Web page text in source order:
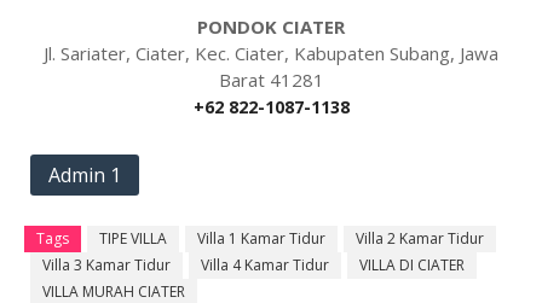
PONDOK CIATER
Jl. Sariater, Ciater, Kec. Ciater, Kabupaten Subang, Jawa
Barat 41281
+62 822-1087-1138
Admin 1
Tags TIPE VILLA Villa 1 Kamar Tidur
Villa 2 Kamar Tidur
Villa 3 Kamar Tidur
Villa 4 Kamar Tidur
VILLA DI CIATER
VILLA MURAH CIATER